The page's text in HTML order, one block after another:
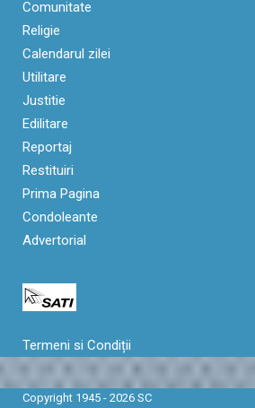
Comunitate
Religie
Calendarul zilei
Utilitare
Justitie
Edilitare
Reportaj
Restituiri
Prima Pagina
Condoleante
Advertorial
Termeni si Condiții
Copyright 1945 - 2026 SC